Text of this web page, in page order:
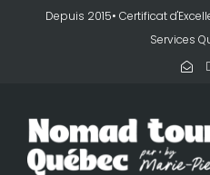
Depuis 2015• Certificat
Services